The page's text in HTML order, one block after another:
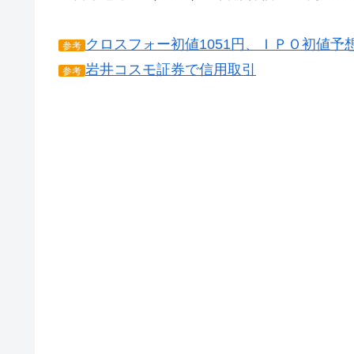
参考 クロスフォー初値1051円、ＩＰＯ初値予
参考 岩井コスモ証券で信用取引